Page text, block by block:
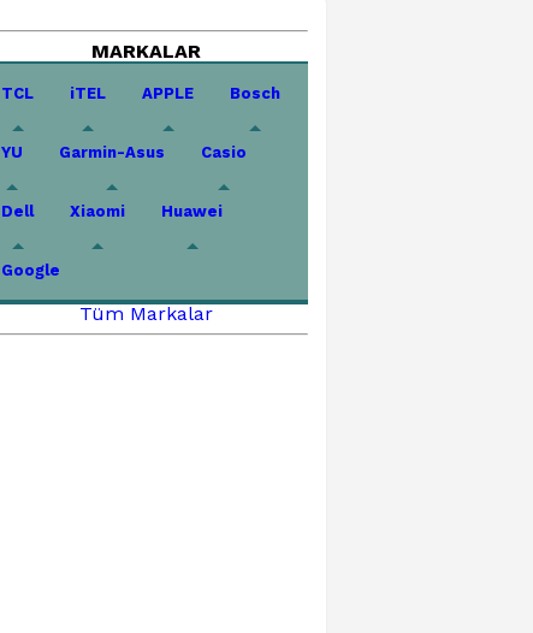
MARKALAR
TCL iTEL APPLE Bosch
YU Garmin-Asus Casio
Dell Xiaomi Huawei
Google
Tüm Markalar